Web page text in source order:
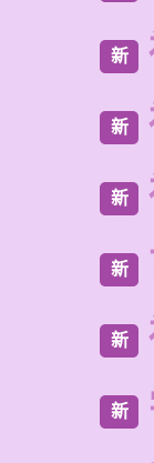
新
新
新
新
新
新